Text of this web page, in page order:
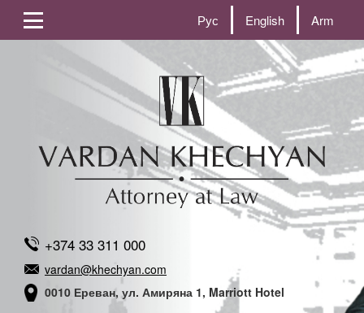
Рус English Arm
+374 33 311 000
vardan@khechyan.com
0010 Ереван, ул. Амиряна 1, Marriott Hotel